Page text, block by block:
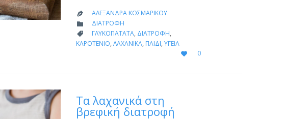
 ΑΛΕΞΆΝΔΡΑ ΚΟΣΜΑΡΊΚΟΥ
 CATEGORY
ΔΙΑΤΡΟΦΉ
 CATEGORY
ΓΛΥΚΟΠΑΤΆΤΑ, ΔΙΑΤΡΟΦΉ,
ΚΑΡΟΤΈΝΙΟ, ΛΑΧΑΝΙΚΆ, ΠΑΙΔΊ, ΥΓΕΊΑ

LOVE
IT
0
Τα λαχανικά στη
βρεφική διατροφή